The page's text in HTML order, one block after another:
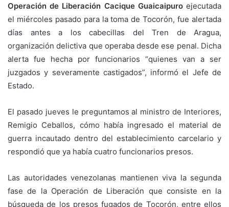
Operación de Liberación Cacique Guaicaipuroejecutada
el miércoles pasado para la toma de Tocorón, fue alertada
días antes a los cabecillas del Tren de Aragua,
organización delictiva que operaba desde ese penal. Dicha
alerta fue hecha por funcionarios “quienes van a ser
juzgados y severamente castigados”, informó el Jefe de
Estado.
El pasado jueves le preguntamos al ministro de Interiores,
Remigio Ceballos, cómo había ingresado el material de
guerra incautado dentro del establecimiento carcelario y
respondió que ya había cuatro funcionarios presos.
Las autoridades venezolanas mantienen viva la segunda
fase de la Operación de Liberación que consiste en la
búsqueda de los presos fugados de Tocorón, entre ellos